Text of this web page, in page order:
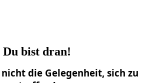
Du bist dran!
nicht die Gelegenheit, sich zu